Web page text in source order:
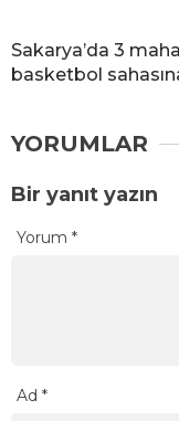
Sakarya’da 3
basketbol
YORUMLAR
Bir yanıt yazın
Yorum *
Ad *